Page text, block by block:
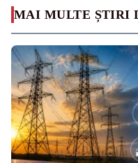
MAI MULTE ȘTIRI